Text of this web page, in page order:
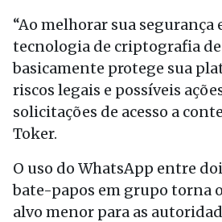
“Ao melhorar sua segurança
tecnologia de criptografia
basicamente protege sua
riscos legais e possíveis
solicitações de acesso a
Toker.
O uso do WhatsApp entre
bate-papos em grupo torna
alvo menor para as